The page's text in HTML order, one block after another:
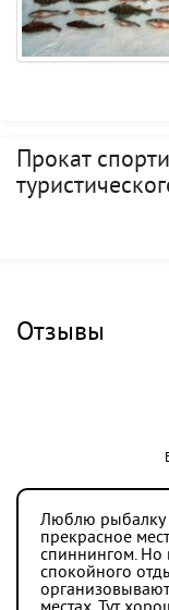
Прокат
Отзывы
Люблю рыбалку
прекрасное
спиннингом. Но
спокойного